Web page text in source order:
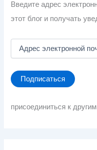
Введите адрес
этот блог и получать
е
с
е
Подписаться
присоединиться к